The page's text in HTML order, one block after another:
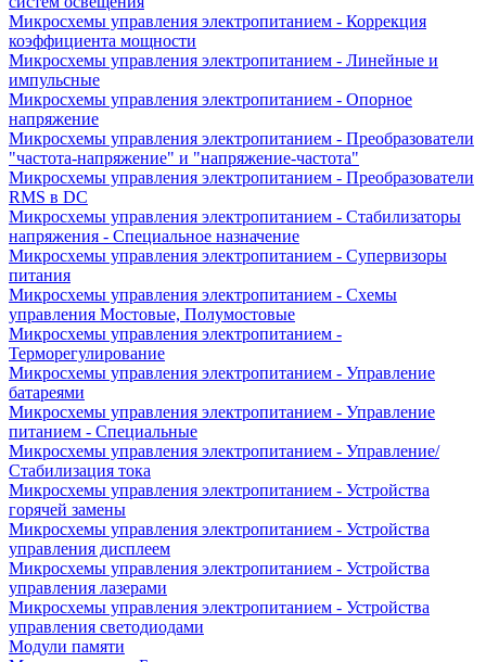
Микросхемы управления электропитанием - Коррекция
коэффициента мощности
Микросхемы управления электропитанием - Линейные и
импульсные
Микросхемы управления электропитанием - Опорное
напряжение
Микросхемы управления электропитанием - Преобразователи
"частота-напряжение" и "напряжение-частота"
Микросхемы управления электропитанием - Преобразователи
RMS в DC
Микросхемы управления электропитанием - Стабилизаторы
напряжения - Специальное назначение
Микросхемы управления электропитанием - Супервизоры
питания
Микросхемы управления электропитанием - Схемы
управления Мостовые, Полумостовые
Микросхемы управления электропитанием -
Терморегулирование
Микросхемы управления электропитанием - Управление
батареями
Микросхемы управления электропитанием - Управление
питанием - Специальные
Микросхемы управления электропитанием - Управление/
Стабилизация тока
Микросхемы управления электропитанием - Устройства
горячей замены
Микросхемы управления электропитанием - Устройства
управления дисплеем
Микросхемы управления электропитанием - Устройства
управления лазерами
Микросхемы управления электропитанием - Устройства
управления светодиодами
Модули памяти